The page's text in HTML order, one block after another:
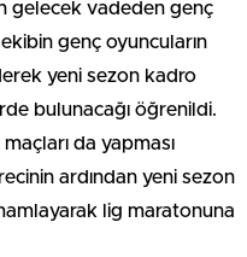
gelecek vadeden genç
genç oyuncuların
yeni sezon kadro
bulunacağı öğrenildi.
da yapması
ardından yeni sezon
lig maratonuna